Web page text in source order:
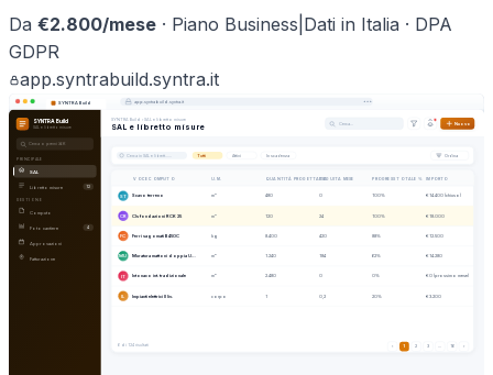
Da €2.800/mese · Piano Business Dati in Italia · DPA
GDPR
app.syntrabuild.syntra.it
SYNTRA Build app.syntrabuild .syntra.it
SYNTRA Build
SAL e libretto misure
Cerca o premi ⌘K
PRINCIPALE
SAL
Libretto misure 12
GESTIONE
Computo
Foto cantiere 4
Approvazioni
Fatturazione
SYNTRA Build ›SAL e libretto misure
SAL e libretto misure Cerca… Nuovo
Cerca in SAL e librett… Tutti Attivi In scadenza Ordina
VOCE COMPUTO U.M. QUANTITÀ PROGETTATAESEGUITA MESE PROGRESS TOTALE % IMPORTO
ST Scavo terreno m³ 480 0 100% € 14.400 (chiuso)
CR Cls fondazioni RCK 25 m³ 120 24 100% € 18.000
FC Ferri sagomati B450C kg 8.400 420 88% € 12.500
MU Muratura mattoni doppia U… m² 1.240 184 62% € 14.280
IT Intonaco int. tradizionale m² 2.480 0 0% € 0 (prossimo mese)
IL Impianti elettrici II liv. corpo 1 0,2 20% € 3.200
di 124 risultati ‹ 1 2 3 … 16 ›